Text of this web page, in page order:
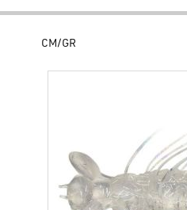
Acción de
Acción Versátil de "Criatura":
movimiento natural en las
Rendimiento Subsuperficial:
realista, idóneo para
CM/GR